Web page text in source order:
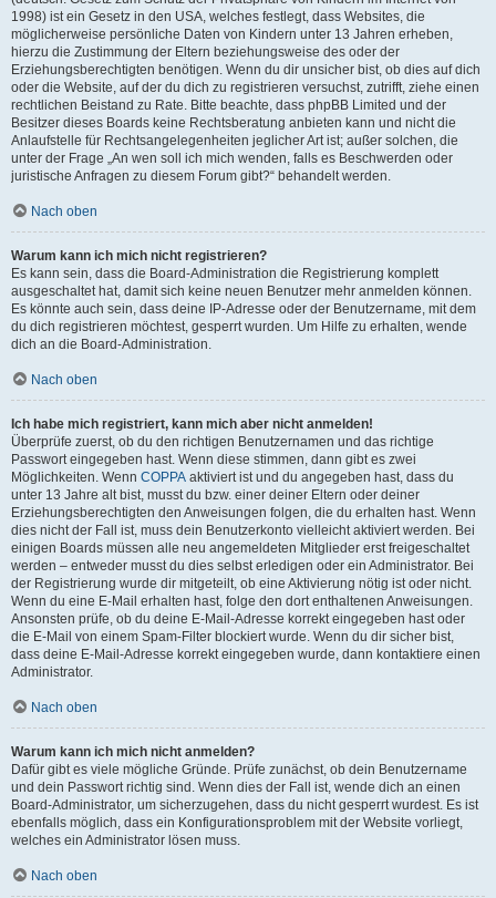
1998) ist ein Gesetz in den USA, welches festlegt, dass Websites, die
möglicherweise persönliche Daten von Kindern unter 13 Jahren erheben,
hierzu die Zustimmung der Eltern beziehungsweise des oder der
Erziehungsberechtigten benötigen. Wenn du dir unsicher bist, ob dies auf dich
oder die Website, auf der du dich zu registrieren versuchst, zutrifft, ziehe einen
rechtlichen Beistand zu Rate. Bitte beachte, dass phpBB Limited und der
Besitzer dieses Boards keine Rechtsberatung anbieten kann und nicht die
Anlaufstelle für Rechtsangelegenheiten jeglicher Art ist; außer solchen, die
unter der Frage „An wen soll ich mich wenden, falls es Beschwerden oder
juristische Anfragen zu diesem Forum gibt?“ behandelt werden.
Nach oben
Warum kann ich mich nicht registrieren?
Es kann sein, dass die Board-Administration die Registrierung komplett
ausgeschaltet hat, damit sich keine neuen Benutzer mehr anmelden können.
Es könnte auch sein, dass deine IP-Adresse oder der Benutzername, mit dem
du dich registrieren möchtest, gesperrt wurden. Um Hilfe zu erhalten, wende
dich an die Board-Administration.
Nach oben
Ich habe mich registriert, kann mich aber nicht anmelden!
Überprüfe zuerst, ob du den richtigen Benutzernamen und das richtige
Passwort eingegeben hast. Wenn diese stimmen, dann gibt es zwei
Möglichkeiten. Wenn COPPA aktiviert ist und du angegeben hast, dass du
unter 13 Jahre alt bist, musst du bzw. einer deiner Eltern oder deiner
Erziehungsberechtigten den Anweisungen folgen, die du erhalten hast. Wenn
dies nicht der Fall ist, muss dein Benutzerkonto vielleicht aktiviert werden. Bei
einigen Boards müssen alle neu angemeldeten Mitglieder erst freigeschaltet
werden – entweder musst du dies selbst erledigen oder ein Administrator. Bei
der Registrierung wurde dir mitgeteilt, ob eine Aktivierung nötig ist oder nicht.
Wenn du eine E-Mail erhalten hast, folge den dort enthaltenen Anweisungen.
Ansonsten prüfe, ob du deine E-Mail-Adresse korrekt eingegeben hast oder
die E-Mail von einem Spam-Filter blockiert wurde. Wenn du dir sicher bist,
dass deine E-Mail-Adresse korrekt eingegeben wurde, dann kontaktiere einen
Administrator.
Nach oben
Warum kann ich mich nicht anmelden?
Dafür gibt es viele mögliche Gründe. Prüfe zunächst, ob dein Benutzername
und dein Passwort richtig sind. Wenn dies der Fall ist, wende dich an einen
Board-Administrator, um sicherzugehen, dass du nicht gesperrt wurdest. Es ist
ebenfalls möglich, dass ein Konfigurationsproblem mit der Website vorliegt,
welches ein Administrator lösen muss.
Nach oben